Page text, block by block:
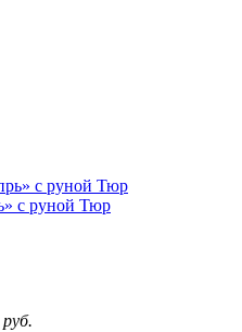
с руной Тюр
руб.